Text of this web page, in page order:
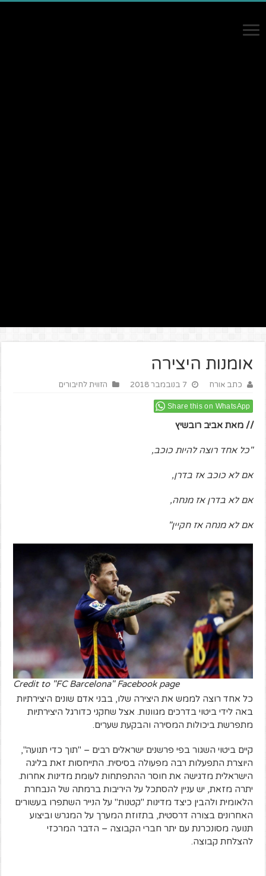
אומנות היצירה
כתב אורח 7 בנובמבר 2018 הזווית לחיבורים
Share this on WhatsApp
// מאת אביב רובשיץ
"כל אחד רוצה להיות כוכב,
אם לא כוכב אז בדרן,
אם לא בדרן אז מנחה,
אם לא מנחה אז חקיין"
Credit to "FC Barcelona" Facebook page
כל אחד רוצה לממש את היצירה שלו, בבני אדם שונים היצירתיות
באה לידי ביטוי בדרכים מגוונות. אצל שחקני כדורגל היצירתיות
מתפרשת ביכולות המסירה והבקעת שערים.
קיים ביטוי השגור בפי פרשנים ישראלים רבים – "תוך כדי תנועה",
היוצרת התפעלות רבה מפעולה בסיסית. התייחסות זאת בליגה
הישראלית מדגישה את חוסר ההתפתחות לעומת מדינות אחרות.
יתרה מזאת, יש עניין להסתכל על היריבות ברמתה של הנבחרת
הלאומית ולהבין כיצד מדינות "קטנות" על הנייר השתפרו בעשורים
האחרונים בצורה דרסטית, בתזוזת המערך על המגרש וביצוע
תנועה מסונכרנת עם יתר חברי הקבוצה – הדבר המרכזי
להצלחת קבוצה.